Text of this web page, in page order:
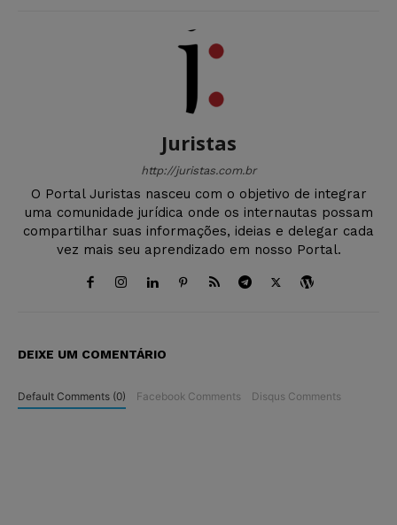
Juristas
http://juristas.com.br
O Portal Juristas nasceu com o objetivo de integrar
uma comunidade jurídica onde os internautas possam
compartilhar suas informações, ideias e delegar cada
vez mais seu aprendizado em nosso Portal.
DEIXE UM COMENTÁRIO
Default Comments (0) Facebook Comments Disqus Comments